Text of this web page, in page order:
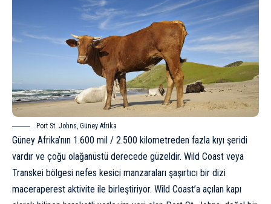
Port St. Johns, Güney Afrika
Güney Afrika’nın 1.600 mil / 2.500 kilometreden fazla kıyı şeridi
vardır ve çoğu olağanüstü derecede güzeldir. Wild Coast veya
Transkei bölgesi nefes kesici manzaraları şaşırtıcı bir dizi
maceraperest aktivite ile birleştiriyor. Wild Coast’a açılan kapı